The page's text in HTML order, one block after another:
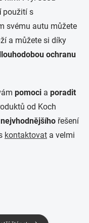
použití s
svému autu můžete
a můžete si díky
ochranu
pomoci a poradit
od Koch
nejvhodnějšího řešení
kontaktovat a velmi